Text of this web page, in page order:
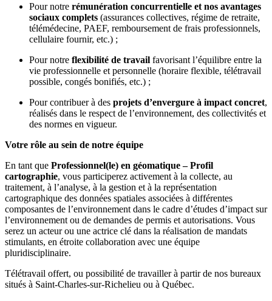
Pour notre rémunération concurrentielle et nos avantages
sociaux complets (assurances collectives, régime de retraite,
télémédecine, PAEF, remboursement de frais professionnels,
cellulaire fournir, etc.) ;
Pour notre flexibilité de travail favorisant l’équilibre entre la
vie professionnelle et personnelle (horaire flexible, télétravail
possible, congés bonifiés, etc.) ;
Pour contribuer à des projets d’envergure à impact concret,
réalisés dans le respect de l’environnement, des collectivités et
des normes en vigueur.
Votre rôle au sein de notre équipe
En tant que Professionnel(le) en géomatique – Profil
cartographie, vous participerez activement à la collecte, au
traitement, à l’analyse, à la gestion et à la représentation
cartographique des données spatiales associées à différentes
composantes de l’environnement dans le cadre d’études d’impact sur
l’environnement ou de demandes de permis et autorisations. Vous
serez un acteur ou une actrice clé dans la réalisation de mandats
stimulants, en étroite collaboration avec une équipe
pluridisciplinaire.
Télétravail offert, ou possibilité de travailler à partir de nos bureaux
situés à Saint-Charles-sur-Richelieu ou à Québec.